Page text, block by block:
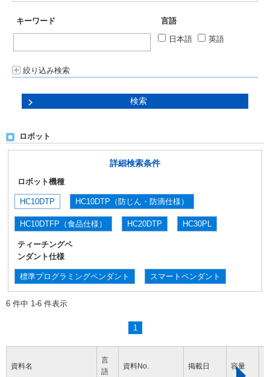
キーワード
言語
日本語
英語
絞り込み検索
ロボット
詳細検索条件
ロボット機種
HC10DTP HC10DTP（防じん・防滴仕様）
HC10DTFP（食品仕様） HC20DTP HC30PL
ティーチングペ
ンダント仕様
標準プログラミングペンダント スマートペンダント
6 件中 1-6 件表示
1
資料名
言
語
資料No. 掲載日 容量